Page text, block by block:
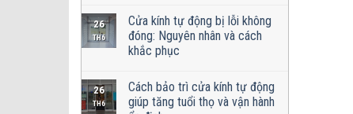
26
TH6
Cửa kính tự động bị lỗi không
đóng: Nguyên nhân và cách
khắc phục
26
TH6
Cách bảo trì cửa kính tự động
giúp tăng tuổi thọ và vận hành